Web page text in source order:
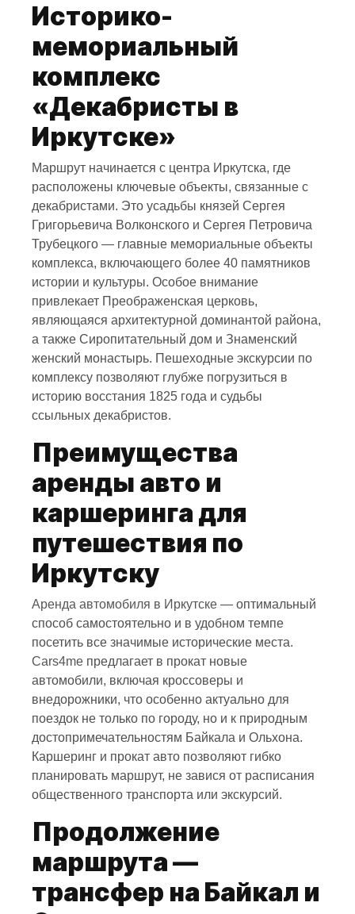
Историко-
мемориальный
комплекс
«Декабристы в
Иркутске»
Маршрут начинается с центра Иркутска, где
расположены ключевые объекты, связанные с
декабристами. Это усадьбы князей Сергея
Григорьевича Волконского и Сергея Петровича
Трубецкого — главные мемориальные объекты
комплекса, включающего более 40 памятников
истории и культуры. Особое внимание
привлекает Преображенская церковь,
являющаяся архитектурной доминантой района,
а также Сиропитательный дом и Знаменский
женский монастырь. Пешеходные экскурсии по
комплексу позволяют глубже погрузиться в
историю восстания 1825 года и судьбы
ссыльных декабристов.
Преимущества
аренды авто и
каршеринга для
путешествия по
Иркутску
Аренда автомобиля в Иркутске — оптимальный
способ самостоятельно и в удобном темпе
посетить все значимые исторические места.
Cars4me предлагает в прокат новые
автомобили, включая кроссоверы и
внедорожники, что особенно актуально для
поездок не только по городу, но и к природным
достопримечательностям Байкала и Ольхона.
Каршеринг и прокат авто позволяют гибко
планировать маршрут, не завися от расписания
общественного транспорта или экскурсий.
Продолжение
маршрута —
трансфер на Байкал и